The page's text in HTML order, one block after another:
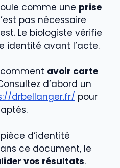
comme une prise
pas nécessaire
Le biologiste vérifie
identité avant l’acte.
avoir carte
d’abord un
drbellanger.fr/ pour
d’identité
ce document, le
vos résultats.